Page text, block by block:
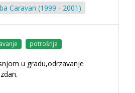
Caravan (1999 - 2001)
potrošnja
u gradu,odrzavanje